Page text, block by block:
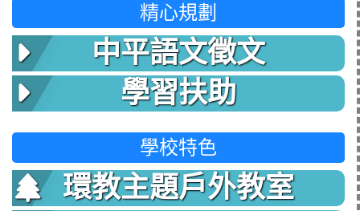
精心規劃
中平語文徵文
學習扶助
學校特色
環教主題戶外教室